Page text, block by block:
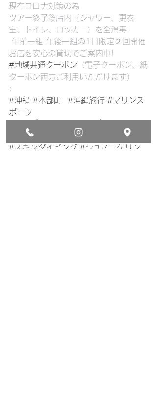
現在コロナ対策の為
ツアー終了後店内（シャワー、更衣
室、トイレ、ロッカー）を全消毒
午前一組 午後一組の1日限定２回開催
お店を安心の貸切でご案内中!
#地域共通クーポン （電子クーポン、紙
クーポン両方ご利用いただけます）
:
#沖縄 #本部町 #沖縄旅行 #マリンス
ポーツ
#ビーチ
#スキンダイビング #シュノーケリン